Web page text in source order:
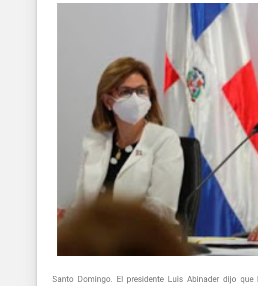
Santo Domingo. El presidente Luis Abinader dijo